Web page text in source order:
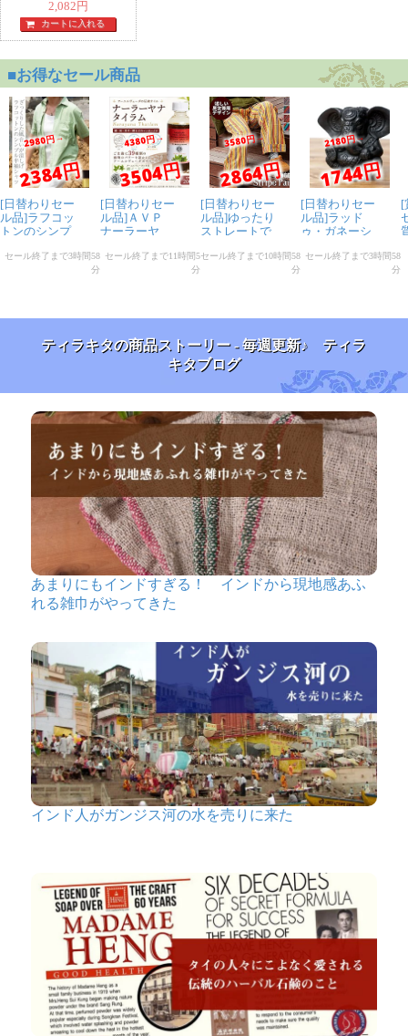
2,082 円
カートに入れる
ティラキタの商品ストーリー - 毎週更新♪ ティラ
キタブログ
あまりにもインドすぎる！ インドから現地感あふ
れる雑巾がやってきた
インド人がガンジス河の水を売りに来た